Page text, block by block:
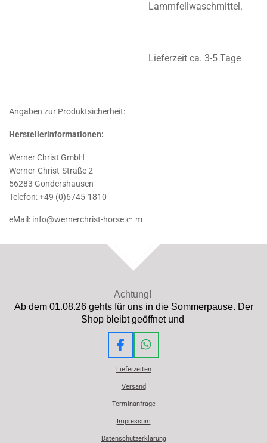
Lammfellwaschmittel.
Lieferzeit ca. 3-5 Tage
Angaben zur Produktsicherheit:
Herstellerinformationen:
Werner Christ GmbH
Werner-Christ-Straße 2
56283 Gondershausen
Telefon: +49 (0)6745-1810
eMail: info@wernerchrist-horse.com
Achtung!
Ab dem 01.08.26 gehts für uns in die Sommerpause. Der
Shop bleibt geöffnet und
F
a
c
e
o
o
W
h
a
t
A
p
Lieferzeiten
Versand
Terminanfrage
Impressum
Datenschutzerklärung